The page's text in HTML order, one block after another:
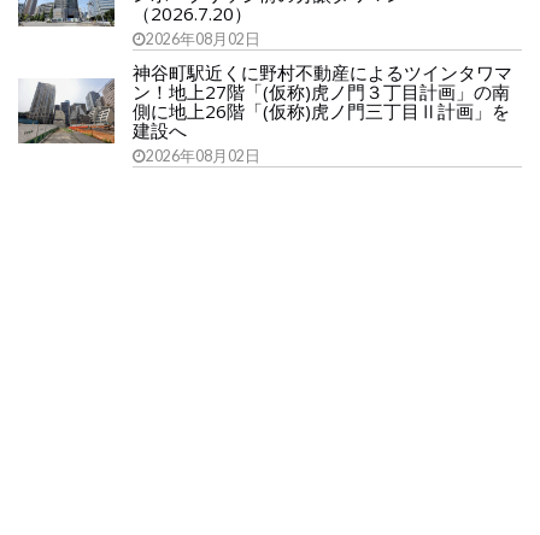
（2026.7.20）
2026年08月02日
神谷町駅近くに野村不動産によるツインタワマ
ン！地上27階「(仮称)虎ノ門３丁目計画」の南
側に地上26階「(仮称)虎ノ門三丁目Ⅱ計画」を
建設へ
2026年08月02日